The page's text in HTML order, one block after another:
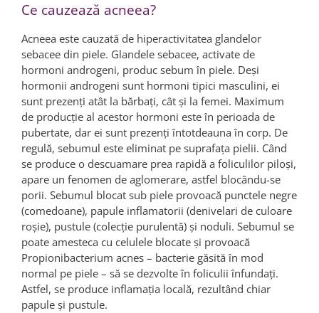
Ce cauzează acneea?
Acneea este cauzată de hiperactivitatea glandelor
sebacee din piele. Glandele sebacee, activate de
hormoni androgeni, produc sebum în piele. Deși
hormonii androgeni sunt hormoni tipici masculini, ei
sunt prezenți atât la bărbați, cât și la femei. Maximum
de producție al acestor hormoni este în perioada de
pubertate, dar ei sunt prezenți întotdeauna în corp. De
regulă, sebumul este eliminat pe suprafața pielii. Când
se produce o descuamare prea rapidă a foliculilor piloși,
apare un fenomen de aglomerare, astfel blocându-se
porii. Sebumul blocat sub piele provoacă punctele negre
(comedoane), papule inflamatorii (denivelari de culoare
roșie), pustule (colecție purulentă) și noduli. Sebumul se
poate amesteca cu celulele blocate și provoacă
Propionibacterium acnes – bacterie găsită în mod
normal pe piele – să se dezvolte în foliculii înfundați.
Astfel, se produce inflamația locală, rezultând chiar
papule și pustule.